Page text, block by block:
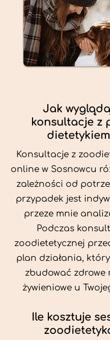
Jak
konsultacje z
Konsultacje z
online w Sosnowcu
zależności od
przypadek jest
przeze mnie
Podczas
zoodietetycznej
plan działania,
zbudować zdrowe
żywieniowe u
Ile kosztuje